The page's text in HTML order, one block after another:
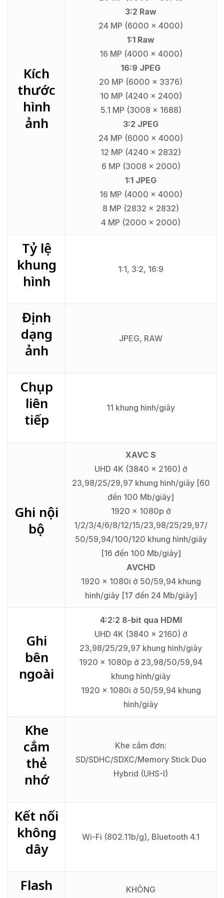
Kích
thước
hình
ảnh
3:2 Raw
24 MP (6000 x 4000)
1:1 Raw
16 MP (4000 x 4000)
16:9 JPEG
20 MP (6000 x 3376)
10 MP (4240 x 2400)
5.1 MP (3008 x 1688)
3:2 JPEG
24 MP (6000 x 4000)
12 MP (4240 x 2832)
6 MP (3008 x 2000)
1:1 JPEG
16 MP (4000 x 4000)
8 MP (2832 x 2832)
4 MP (2000 x 2000)
Tỷ lệ
khung
hình
1:1, 3:2, 16:9
Định
dạng
ảnh
JPEG, RAW
Chụp
liên
tiếp
11 khung hình/giây
Ghi nội
bộ
XAVC S
UHD 4K (3840 x 2160) ở
23,98/25/29,97 khung hình/giây [60
đến 100 Mb/giây]
1920 x 1080p ở
1/2/3/4/6/8/12/15/23,98/25/29,97/
50/59,94/100/120 khung hình/giây
[16 đến 100 Mb/giây]
AVCHD
1920 x 1080i ở 50/59,94 khung
hình/giây [17 đến 24 Mb/giây]
Ghi
bên
ngoài
4:2:2 8-bit qua HDMI
UHD 4K (3840 x 2160) ở
23,98/25/29,97 khung hình/giây
1920 x 1080p ở 23,98/50/59,94
khung hình/giây
1920 x 1080i ở 50/59,94 khung
hình/giây
Khe
cắm
thẻ
nhớ
Khe cắm đơn:
SD/SDHC/SDXC/Memory Stick Duo
Hybrid (UHS-I)
Kết nối
không
dây
Wi-Fi (802.11b/g), Bluetooth 4.1
Flash KHÔNG